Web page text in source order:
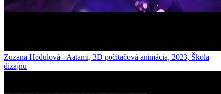
Zuzana Hodulová - Aatami, 3D počítačová animácia, 2023, Škola
dizajnu